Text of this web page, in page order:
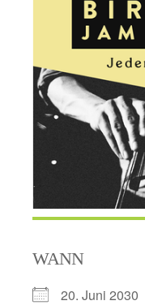
WANN
20. Juni 2030